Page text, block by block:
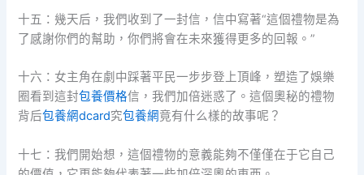
十五：幾天后，我們收到了一封信，信中寫著“這個禮物是為
了感謝你們的幫助，你們將會在未來獲得更多的回報。”
十六：女主角在劇中踩著平民一步步登上頂峰，塑造了娛樂
圈看到這封包養價格信，我們加倍迷惑了。這個奧秘的禮物
背后包養網dcard究包養網竟有什么樣的故事呢？
十七：我們開始想，這個禮物的意義能夠不僅僅在于它自己